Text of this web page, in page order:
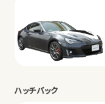
ハッチバック